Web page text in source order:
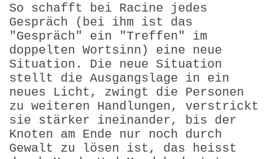
So schafft bei Racine jedes
Gespräch (bei ihm ist das
"Gespräch" ein "Treffen" im
doppelten Wortsinn) eine neue
Situation. Die neue Situation
stellt die Ausgangslage in ein
neues Licht, zwingt die Personen
zu weiteren Handlungen, verstrickt
sie stärker ineinander, bis der
Knoten am Ende nur noch durch
Gewalt zu lösen ist, das heisst